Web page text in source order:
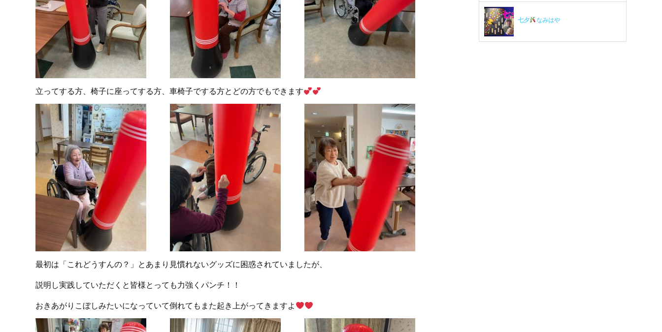
立ってする方、椅子に座ってする方、車椅子でする方とどの方でもできます
最初は「これどうすんの？」とあまり見慣れないグッズに困惑されていましたが、
説明し実践していただくと皆様とっても力強くパンチ！！
おきあがりこぼしみたいになっていて倒れてもまた起き上がってきますよ
七夕 なみはや